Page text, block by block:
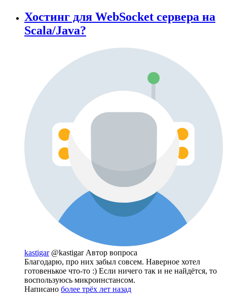
Хостинг для WebSocket сервера на
Scala/Java?
kastigar @kastigar Автор вопроса
Благодарю, про них забыл совсем. Наверное хотел
готовенькое что-то :) Если ничего так и не найдётся, то
воспользуюсь микроинстансом.
Написано более трёх лет назад